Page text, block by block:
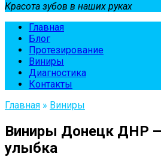
Красота зубов в наших руках
Главная
Блог
Протезирование
Виниры
Диагностика
Контакты
Главная » Виниры
Виниры Донецк ДНР
улыбка